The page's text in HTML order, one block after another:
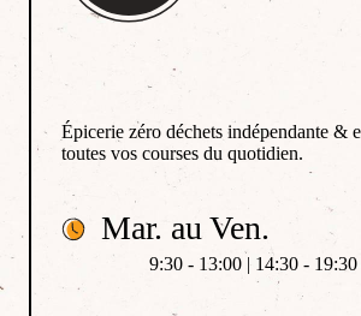
Épicerie zéro déchets indépendante &
toutes vos courses du quotidien.
Mar. au Ven.
9:30 - 13:00 | 14:30 - 19:30